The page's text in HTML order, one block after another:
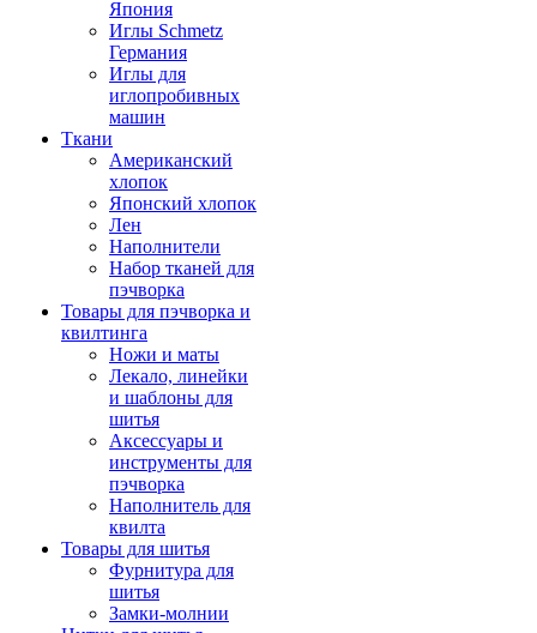
Япония
Иглы Schmetz
Германия
Иглы для
иглопробивных
машин
Ткани
Американский
хлопок
Японский хлопок
Лен
Наполнители
Набор тканей для
пэчворка
Товары для пэчворка и
квилтинга
Ножи и маты
Лекало, линейки
и шаблоны для
шитья
Аксессуары и
инструменты для
пэчворка
Наполнитель для
квилта
Товары для шитья
Фурнитура для
шитья
Замки-молнии